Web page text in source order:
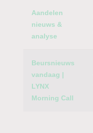
Aandelen
nieuws &
analyse
Beursnieuws
vandaag |
LYNX
Morning Call